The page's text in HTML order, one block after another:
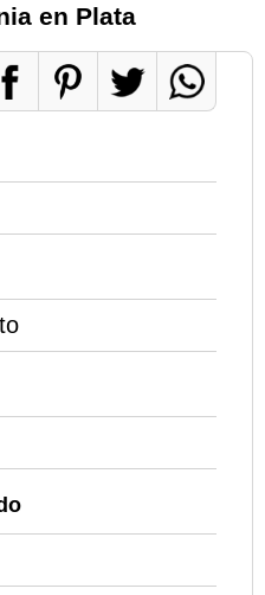
en Plata